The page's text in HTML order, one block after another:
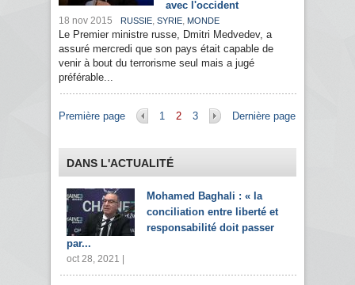
avec l'occident
18 nov 2015 RUSSIE, SYRIE, MONDE
Le Premier ministre russe, Dmitri Medvedev, a
assuré mercredi que son pays était capable de
venir à bout du terrorisme seul mais a jugé
préférable...
Pages
Première page 1 2 3 Dernière page
DANS L'ACTUALITÉ
Mohamed Baghali : « la
conciliation entre liberté et
responsabilité doit passer
par...
oct 28, 2021 |